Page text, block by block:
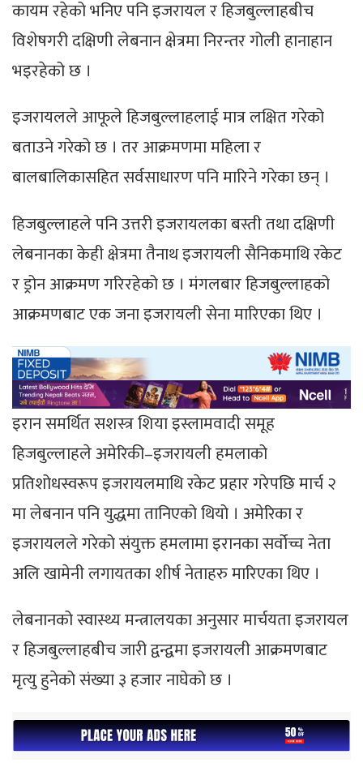
कायम रहेको भनिए पनि इजरायल र हिजबुल्लाहबीच
विशेषगरी दक्षिणी लेबनान क्षेत्रमा निरन्तर गोली हानाहान
भइरहेको छ ।
इजरायलले आफूले हिजबुल्लाहलाई मात्र लक्षित गरेको
बताउने गरेको छ । तर आक्रमणमा महिला र
बालबालिकासहित सर्वसाधारण पनि मारिने गरेका छन् ।
हिजबुल्लाहले पनि उत्तरी इजरायलका बस्ती तथा दक्षिणी
लेबनानका केही क्षेत्रमा तैनाथ इजरायली सैनिकमाथि रकेट
र ड्रोन आक्रमण गरिरहेको छ । मंगलबार हिजबुल्लाहको
आक्रमणबाट एक जना इजरायली सेना मारिएका थिए ।
इरान समर्थित सशस्त्र शिया इस्लामवादी समूह
हिजबुल्लाहले अमेरिकी–इजरायली हमलाको
प्रतिशोधस्वरूप इजरायलमाथि रकेट प्रहार गरेपछि मार्च २
मा लेबनान पनि युद्धमा तानिएको थियो । अमेरिका र
इजरायलले गरेको संयुक्त हमलामा इरानका सर्वोच्च नेता
अलि खामेनी लगायतका शीर्ष नेताहरु मारिएका थिए ।
लेबनानको स्वास्थ्य मन्त्रालयका अनुसार मार्चयता इजरायल
र हिजबुल्लाहबीच जारी द्वन्द्वमा इजरायली आक्रमणबाट
मृत्यु हुनेको संख्या ३ हजार नाघेको छ ।